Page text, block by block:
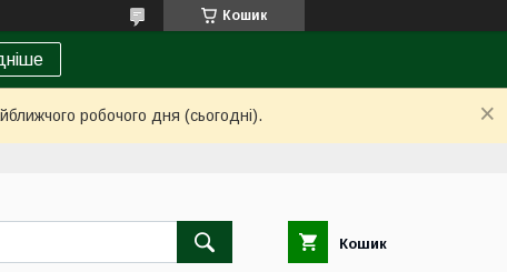
Кошик
робочого дня (сьогодні).
Кошик